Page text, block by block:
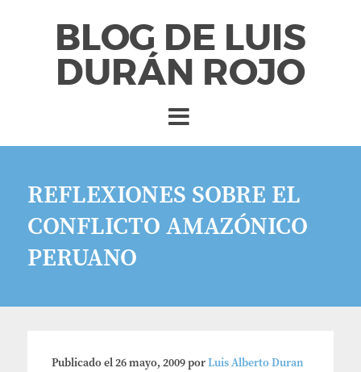
BLOG DE LUIS
DURÁN ROJO
REFLEXIONES SOBRE EL
CONFLICTO AMAZÓNICO
PERUANO
Publicado el26 mayo, 2009porLuis Alberto Duran